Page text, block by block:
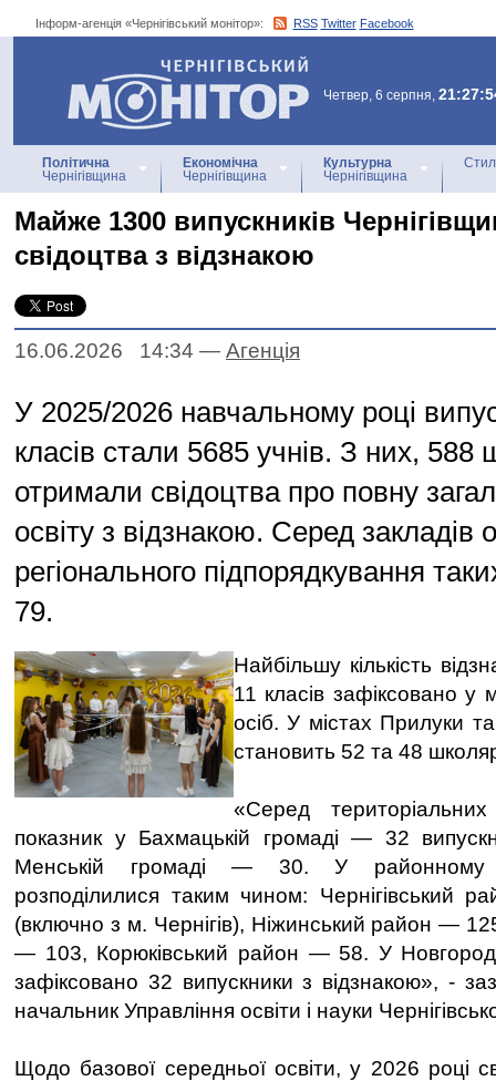
Інформ-агенція «Чернігівський монітор»: RSS Twitter Facebook
Інформ-агенція
«Чернігівський монітор»
Четвер, 6 серпня,
Політична
Чернігівщина
Економічна
Чернігівщина
Культурна
Чернігівщина
Майже 1300 випускників
свідоцтва з відзнакою
16.06.2026 14:34 — Агенцiя
У 2025/2026 навчальному році
класів стали 5685 учнів. З них, 588
отримали свідоцтва про повну
освіту з відзнакою. Серед закладів
регіонального підпорядкування
79.
Найбільшу кількість
11 класів зафіксовано у
осіб. У містах Прилуки
становить 52 та 48
«Серед
показник у Бахмацькій громаді — 32
Менській громаді — 30. У районному
розподілилися таким чином: Чернігівський
(включно з м. Чернігів), Ніжинський район —
— 103, Корюківський район — 58. У Новгород-
зафіксовано 32 випускники з відзнакою», -
начальник Управління освіти і науки
Щодо базової середньої освіти, у 2026 році